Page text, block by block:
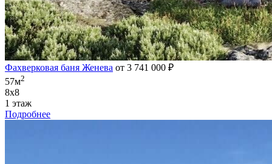
Фахверковая баня Женева от 3 741 000 ₽
57м2
8х8
1 этаж
Подробнее